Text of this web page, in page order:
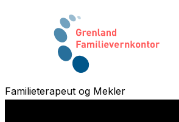
Familieterapeut og Mekler